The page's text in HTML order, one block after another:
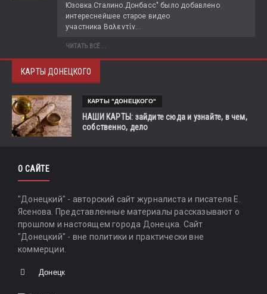
Юзовка.Сталино.Донбасс" было добавлено
интереснейшее старое видео
участника Βαλεντίν...
ЧИТАТЬ ВСЁ...
КАРТЫ ДОНЕЦКОГО
КАРТЫ "ДОНЕЦКОГО"
НАШИ КАРТЫ: зайдите сюда и узнайте, в чем,
собственно, дело
О САЙТЕ
"Донецкий" - авторский сайт журналиста и писателя Е.
Ясенова. Представленные материалы рассказывают о
прошлом и настоящем города Донецка. Сайт
"Донецкий" - вне политики и практически вне
коммерции.
Донецк